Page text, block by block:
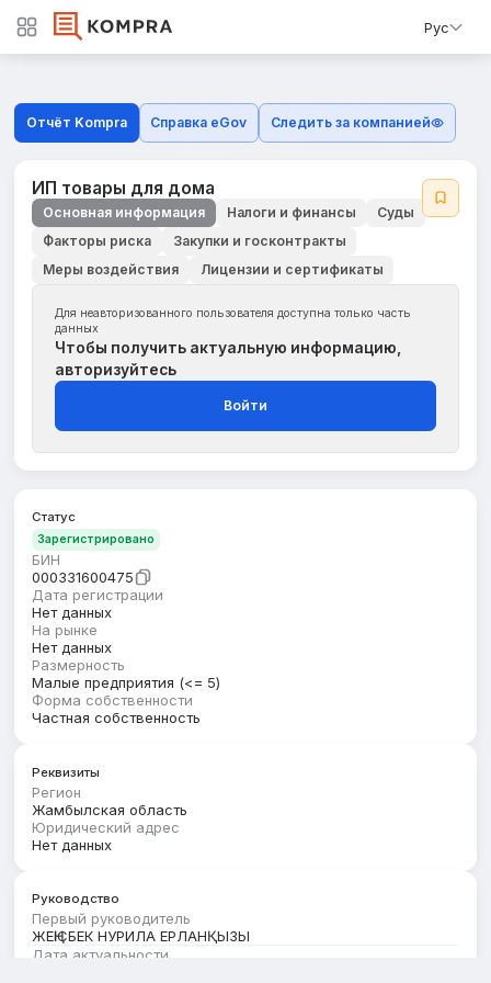
Рус
Отчёт Kompra Справка eGov Следить за компанией
ИП товары для дома
Основная информация Налоги и финансы
Суды
Факторы риска
Закупки и госконтракты
Меры воздействия
Лицензии и сертификаты
Для неавторизованного пользователя доступна только часть
данных
Чтобы получить актуальную информацию,
авторизуйтесь
Войти
Статус
Зарегистрировано
БИН
000331600475
Дата регистрации
Нет данных
На рынке
Нет данных
Размерность
Малые предприятия (<= 5)
Форма собственности
Частная собственность
Реквизиты
Регион
Жамбылская область
Юридический адрес
Нет данных
Руководство
Первый руководитель
ЖЕҢІСБЕК НУРИЛА ЕРЛАНҚЫЗЫ
Дата актуальности